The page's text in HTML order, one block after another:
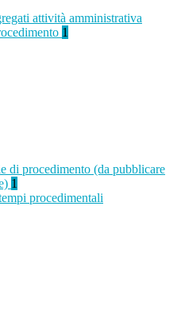
attività amministrativa
1
di procedimento (da pubblicare
1
procedimentali